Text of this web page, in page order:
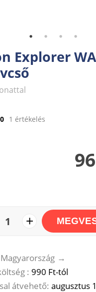
Explorer
1 értékelés
1 +
→
: 990 Ft-tól
átvehető: augusztus